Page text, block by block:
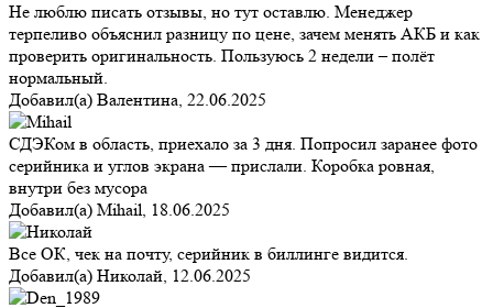
Не люблю писать отзывы, но тут оставлю. Менеджер
терпеливо объяснил разницу по цене, зачем менять АКБ и как
проверить оригинальность. Пользуюсь 2 недели – полёт
нормальный.
Добавил(а) Валентина, 22.06.2025
СДЭКом в область, приехало за 3 дня. Попросил заранее фото
серийника и углов экрана — прислали. Коробка ровная,
внутри без мусора
Добавил(а) Mihail, 18.06.2025
Все ОК, чек на почту, серийник в биллинге видится.
Добавил(а) Николай, 12.06.2025